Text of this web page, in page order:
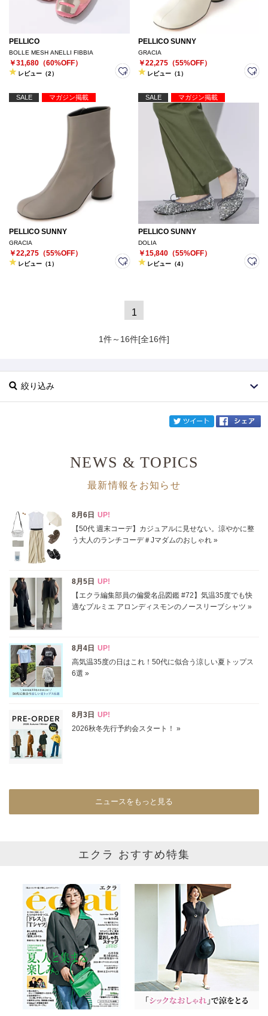
PELLICO
BOLLE MESH ANELLI FIBBIA
￥31,680（60%OFF）
レビュー（2）
PELLICO SUNNY
GRACIA
￥22,275（55%OFF）
レビュー（1）
SALE マガジン掲載
PELLICO SUNNY
GRACIA
￥22,275（55%OFF）
レビュー（1）
SALE マガジン掲載
PELLICO SUNNY
DOLIA
￥15,840（55%OFF）
レビュー（4）
1
1件～16件[全16件]
絞り込み
サイズ
掲載雑誌
価格
円～ 円
表示オプション
すべて
SALE商品
再入荷
カラー
イエロー レッド ピンク
パープル グリーン ブルー
ゴールド シルバー マルチ
NEWS & TOPICS
最新情報をお知らせ
ニュースをもっと見る
エクラ おすすめ特集